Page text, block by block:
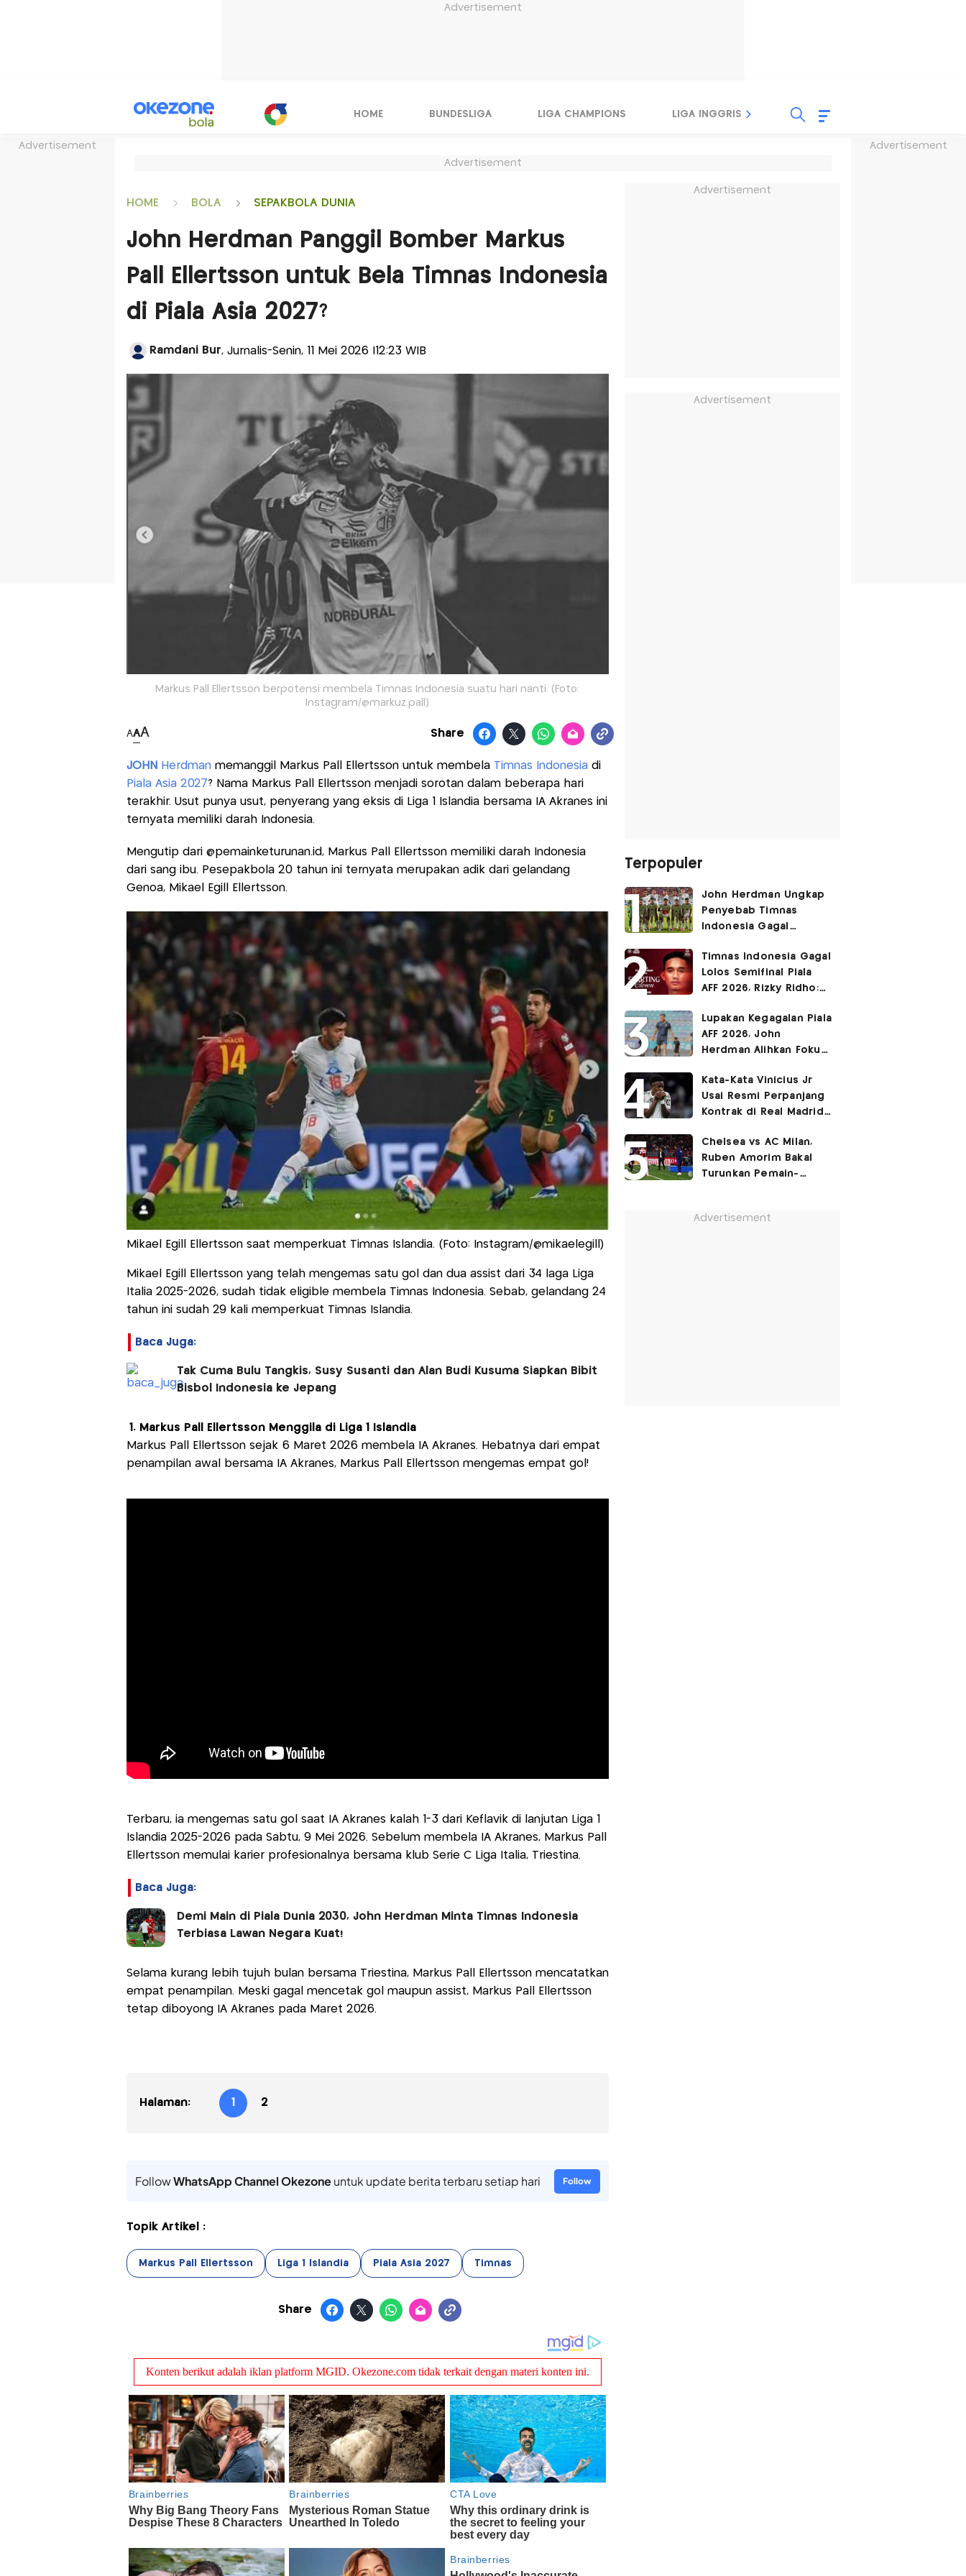
Advertisement
Advertisement Advertisement
HOME BUNDESLIGA LIGA CHAMPIONS LIGA INGGRIS LIGA ITALIA
Advertisement
HOME BOLA SEPAKBOLA DUNIA
John Herdman Panggil Bomber Markus
Pall Ellertsson untuk Bela Timnas Indonesia
di Piala Asia 2027?
Ramdani Bur, Jurnalis-Senin, 11 Mei 2026 |12:23 WIB
Markus Pall Ellertsson berpotensi membela Timnas Indonesia suatu hari nanti. (Foto:
Instagram/@markuz.pall)
AAA Share
JOHN Herdmanmemanggil Markus Pall Ellertsson untuk membela Timnas Indonesiadi
Piala Asia 2027? Nama Markus Pall Ellertsson menjadi sorotan dalam beberapa hari
terakhir. Usut punya usut, penyerang yang eksis di Liga 1 Islandia bersama IA Akranes ini
ternyata memiliki darah Indonesia.
Mengutip dari @pemainketurunan.id, Markus Pall Ellertsson memiliki darah Indonesia
dari sang ibu. Pesepakbola 20 tahun ini ternyata merupakan adik dari gelandang
Genoa, Mikael Egill Ellertsson.
Mikael Egill Ellertsson saat memperkuat Timnas Islandia. (Foto: Instagram/@mikaelegill)
Mikael Egill Ellertsson yang telah mengemas satu gol dan dua assist dari 34 laga Liga
Italia 2025-2026, sudah tidak eligible membela Timnas Indonesia. Sebab, gelandang 24
tahun ini sudah 29 kali memperkuat Timnas Islandia.
Baca Juga:
Tak Cuma Bulu Tangkis, Susy Susanti dan Alan Budi Kusuma Siapkan Bibit
Bisbol Indonesia ke Jepang
1. Markus Pall Ellertsson Menggila di Liga 1 Islandia
Markus Pall Ellertsson sejak 6 Maret 2026 membela IA Akranes. Hebatnya dari empat
penampilan awal bersama IA Akranes, Markus Pall Ellertsson mengemas empat gol!
Terbaru, ia mengemas satu gol saat IA Akranes kalah 1-3 dari Keflavik di lanjutan Liga 1
Islandia 2025-2026 pada Sabtu, 9 Mei 2026. Sebelum membela IA Akranes, Markus Pall
Ellertsson memulai karier profesionalnya bersama klub Serie C Liga Italia, Triestina.
Baca Juga:
Demi Main di Piala Dunia 2030, John Herdman Minta Timnas Indonesia
Terbiasa Lawan Negara Kuat!
Selama kurang lebih tujuh bulan bersama Triestina, Markus Pall Ellertsson mencatatkan
empat penampilan. Meski gagal mencetak gol maupun assist, Markus Pall Ellertsson
tetap diboyong IA Akranes pada Maret 2026.
Halaman: 1 2
FollowWhatsApp Channel Okezoneuntuk update berita terbaru setiap hari Follow
Topik Artikel :
Markus Pall Ellertsson Liga 1 Islandia Piala Asia 2027 Timnas
Share
Advertisement
Advertisement
Terpopuler
John Herdman Ungkap
Penyebab Timnas
Indonesia Gagal
Piala AFF 2026
Timnas Indonesia Gagal
Lolos Semifinal Piala
AFF 2026, Rizky Ridho:
Lupakan Kegagalan Piala
AFF 2026, John
Herdman Alihkan Fokus
FIFA ASEAN Cup
Kata-Kata Vinicius Jr
Usai Resmi Perpanjang
Kontrak di Real Madrid
Chelsea vs AC Milan,
Ruben Amorim Bakal
Turunkan Pemain-
Advertisement